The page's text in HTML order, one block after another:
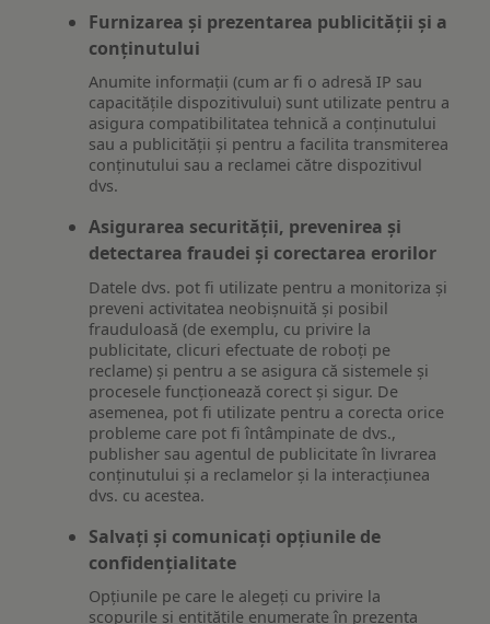
Furnizarea și prezentarea publicității și a
conținutului
Anumite informații (cum ar fi o adresă IP sau
capacitățile dispozitivului) sunt utilizate pentru a
asigura compatibilitatea tehnică a conținutului
sau a publicității și pentru a facilita transmiterea
conținutului sau a reclamei către dispozitivul
dvs.
Asigurarea securității, prevenirea și
detectarea fraudei și corectarea erorilor
Datele dvs. pot fi utilizate pentru a monitoriza și
preveni activitatea neobișnuită și posibil
frauduloasă (de exemplu, cu privire la
publicitate, clicuri efectuate de roboți pe
reclame) și pentru a se asigura că sistemele și
procesele funcționează corect și sigur. De
asemenea, pot fi utilizate pentru a corecta orice
probleme care pot fi întâmpinate de dvs.,
publisher sau agentul de publicitate în livrarea
conținutului și a reclamelor și la interacțiunea
dvs. cu acestea.
Salvați și comunicați opțiunile de
confidențialitate
Opțiunile pe care le alegeți cu privire la
scopurile și entitățile enumerate în prezenta